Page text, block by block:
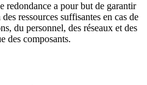
redondance a pour but de garantir
ressources suffisantes en cas de
du personnel, des réseaux et des
des composants.